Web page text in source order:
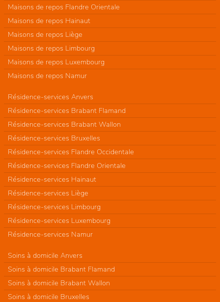
Maisons de repos Flandre Orientale
Maisons de repos Hainaut
Maisons de repos Liège
Maisons de repos Limbourg
Maisons de repos Luxembourg
Maisons de repos Namur
Résidence-services Anvers
Résidence-services Brabant Flamand
Résidence-services Brabant Wallon
Résidence-services Bruxelles
Résidence-services Flandre Occidentale
Résidence-services Flandre Orientale
Résidence-services Hainaut
Résidence-services Liège
Résidence-services Limbourg
Résidence-services Luxembourg
Résidence-services Namur
Soins à domicile Anvers
Soins à domicile Brabant Flamand
Soins à domicile Brabant Wallon
Soins à domicile Bruxelles